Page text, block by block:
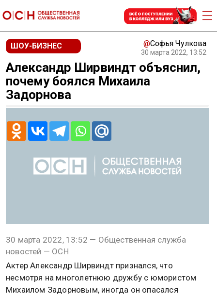
ШОУ-БИЗНЕС @Софья Чулкова
30 марта 2022, 13:52
Александр Ширвиндт объяснил,
почему боялся Михаила
Задорнова
30 марта 2022, 13:52 — Общественная служба
новостей — ОСН
Актер Александр Ширвиндт признался, что
несмотря на многолетнюю дружбу с юмористом
Михаилом Задорновым, иногда он опасался